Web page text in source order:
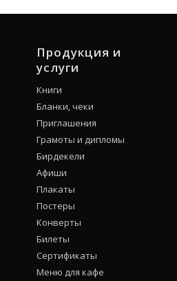
Продукция и
услуги
Книги
Бланки, чеки
Приглашения
Грамоты и дипломы
Бирдекели
Афиши
Плакаты
Постеры
Конверты
Билеты
Сертификаты
Меню для кафе